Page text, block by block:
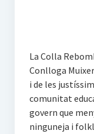
La Colla
Conlloga
i de les
comunitat
govern que
ninguneja i